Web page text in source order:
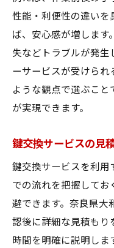
性能・利便性の違いを
ば、安心感が増します
失などトラブルが発生
ーサービスが受けられ
ような観点で選ぶこと
が実現できます。
鍵交換サービスの見
鍵交換サービスを利用
での流れを把握してお
避できます。奈良県大
認後に詳細な見積もり
時間を明確に説明しま